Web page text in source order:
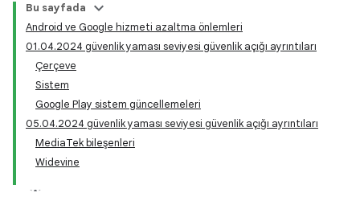
Bu sayfada
Android ve Google hizmeti azaltma önlemleri
01.04.2024 güvenlik yaması seviyesi güvenlik açığı ayrıntıları
Çerçeve
Sistem
Google Play sistem güncellemeleri
05.04.2024 güvenlik yaması seviyesi güvenlik açığı ayrıntıları
MediaTek bileşenleri
Widevine